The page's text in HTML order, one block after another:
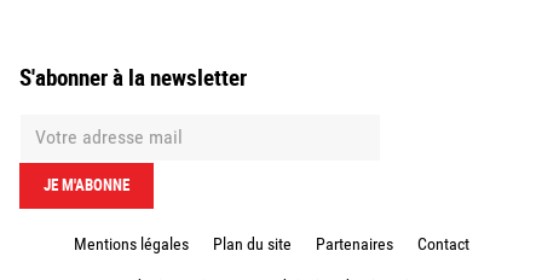
S'abonner à la newsletter
Mentions légales Plan du site Partenaires Contact